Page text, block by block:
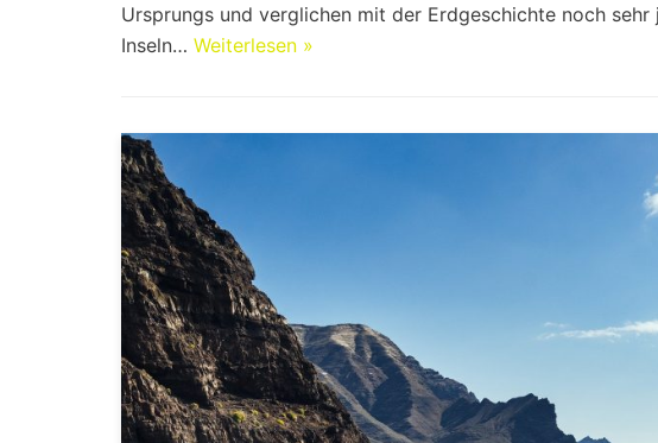
Ursprungs und verglichen mit der Erdgeschichte noch
Inseln… Weiterlesen »